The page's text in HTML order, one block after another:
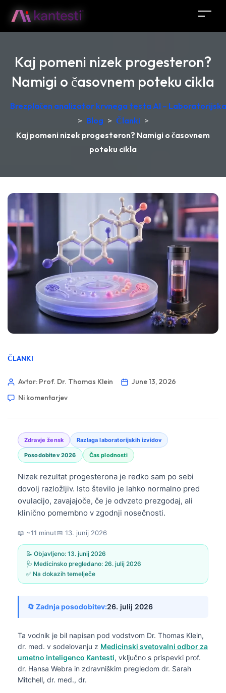
Kaj pomeni nizek progesteron?
Namigi o časovnem poteku cikla
Brezplačen analizator krvnega testa AI –
> Blog > Članki >
Kaj pomeni nizek progesteron? Namigi o časovnem
poteku cikla
ČLANKI
Avtor: Prof. Dr. Thomas Klein
June 13, 2026
Ni komentarjev
Zdravje žensk Razlaga laboratorijskih izvidov
Posodobitev 2026 Čas plodnosti
Nizek rezultat progesterona je redko sam po sebi
dovolj razložljiv. Isto število je lahko normalno pred
ovulacijo, zavajajoče, če je odvzeto prezgodaj, ali
klinično pomembno v zgodnji nosečnosti.
📖 ~11 minut📅 13. junij 2026
📝 Objavljeno: 13. junij 2026
🩺 Medicinsko pregledano: 26. julij 2026
✅ Na dokazih temelječe
🔄 Zadnja posodobitev:26. julij 2026
Ta vodnik je bil napisan pod vodstvom Dr. Thomas Klein,
dr. med. v sodelovanju z Medicinski svetovalni odbor za
umetno inteligenco Kantesti, vključno s prispevki prof.
dr. Hansa Webra in zdravniškim pregledom dr. Sarah
Mitchell, dr. med., dr.